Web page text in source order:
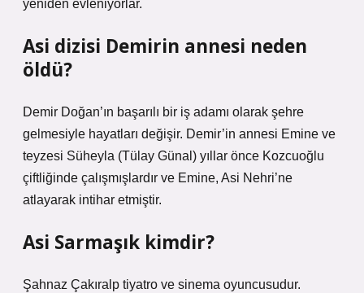
yeniden evleniyorlar.
Asi dizisi Demirin annesi neden
öldü?
Demir Doğan’ın başarılı bir iş adamı olarak şehre
gelmesiyle hayatları değişir. Demir’in annesi Emine ve
teyzesi Süheyla (Tülay Günal) yıllar önce Kozcuoğlu
çiftliğinde çalışmışlardır ve Emine, Asi Nehri’ne
atlayarak intihar etmiştir.
Asi Sarmaşık kimdir?
Şahnaz Çakıralp tiyatro ve sinema oyuncusudur.